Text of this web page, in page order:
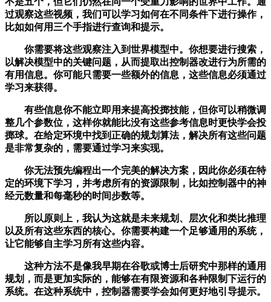
过观察这些视频，我们可以学习如何在不同条件下进行操作，
比如如何用三个手指进行查询和提示。
你需要将这些观察注入到世界模型中。你想要进行搜索，
以解决模型中的关键问题，从而提取出控制器改进行为所需的
有用信息。你可能只需要一些额外的信息，这些信息必须通过
学习来获得。
有些信息你不能立即用来提高投掷技能，但你可以稍微调
整几个参数位，这样你就能比没有这些参考信息时更快学会投
掷球。在给定环境中找到正确的规划算法，解决所有这些问题
是非常复杂的，需要通过学习来实现。
你无法预先编程出一个完美的解决方案，因此你必须在特
定的环境下学习，并考虑所有的资源限制，比如控制器中的神
经元数量和每毫秒的时间步数等。
所以原则上，我认为这就是未来规划、层次化和类比推理
以及所有这些东西的核心。你需要构建一个足够通用的系统，
让它能够自主学习所有这些内容。
这种方法不是像我早期在谷歌或博士后研究中那样的通用
规划，而是更加实际的，能够在有限资源和各种限制下运行的
系统。在这种系统中，控制器需要学会如何更好地引导提示。